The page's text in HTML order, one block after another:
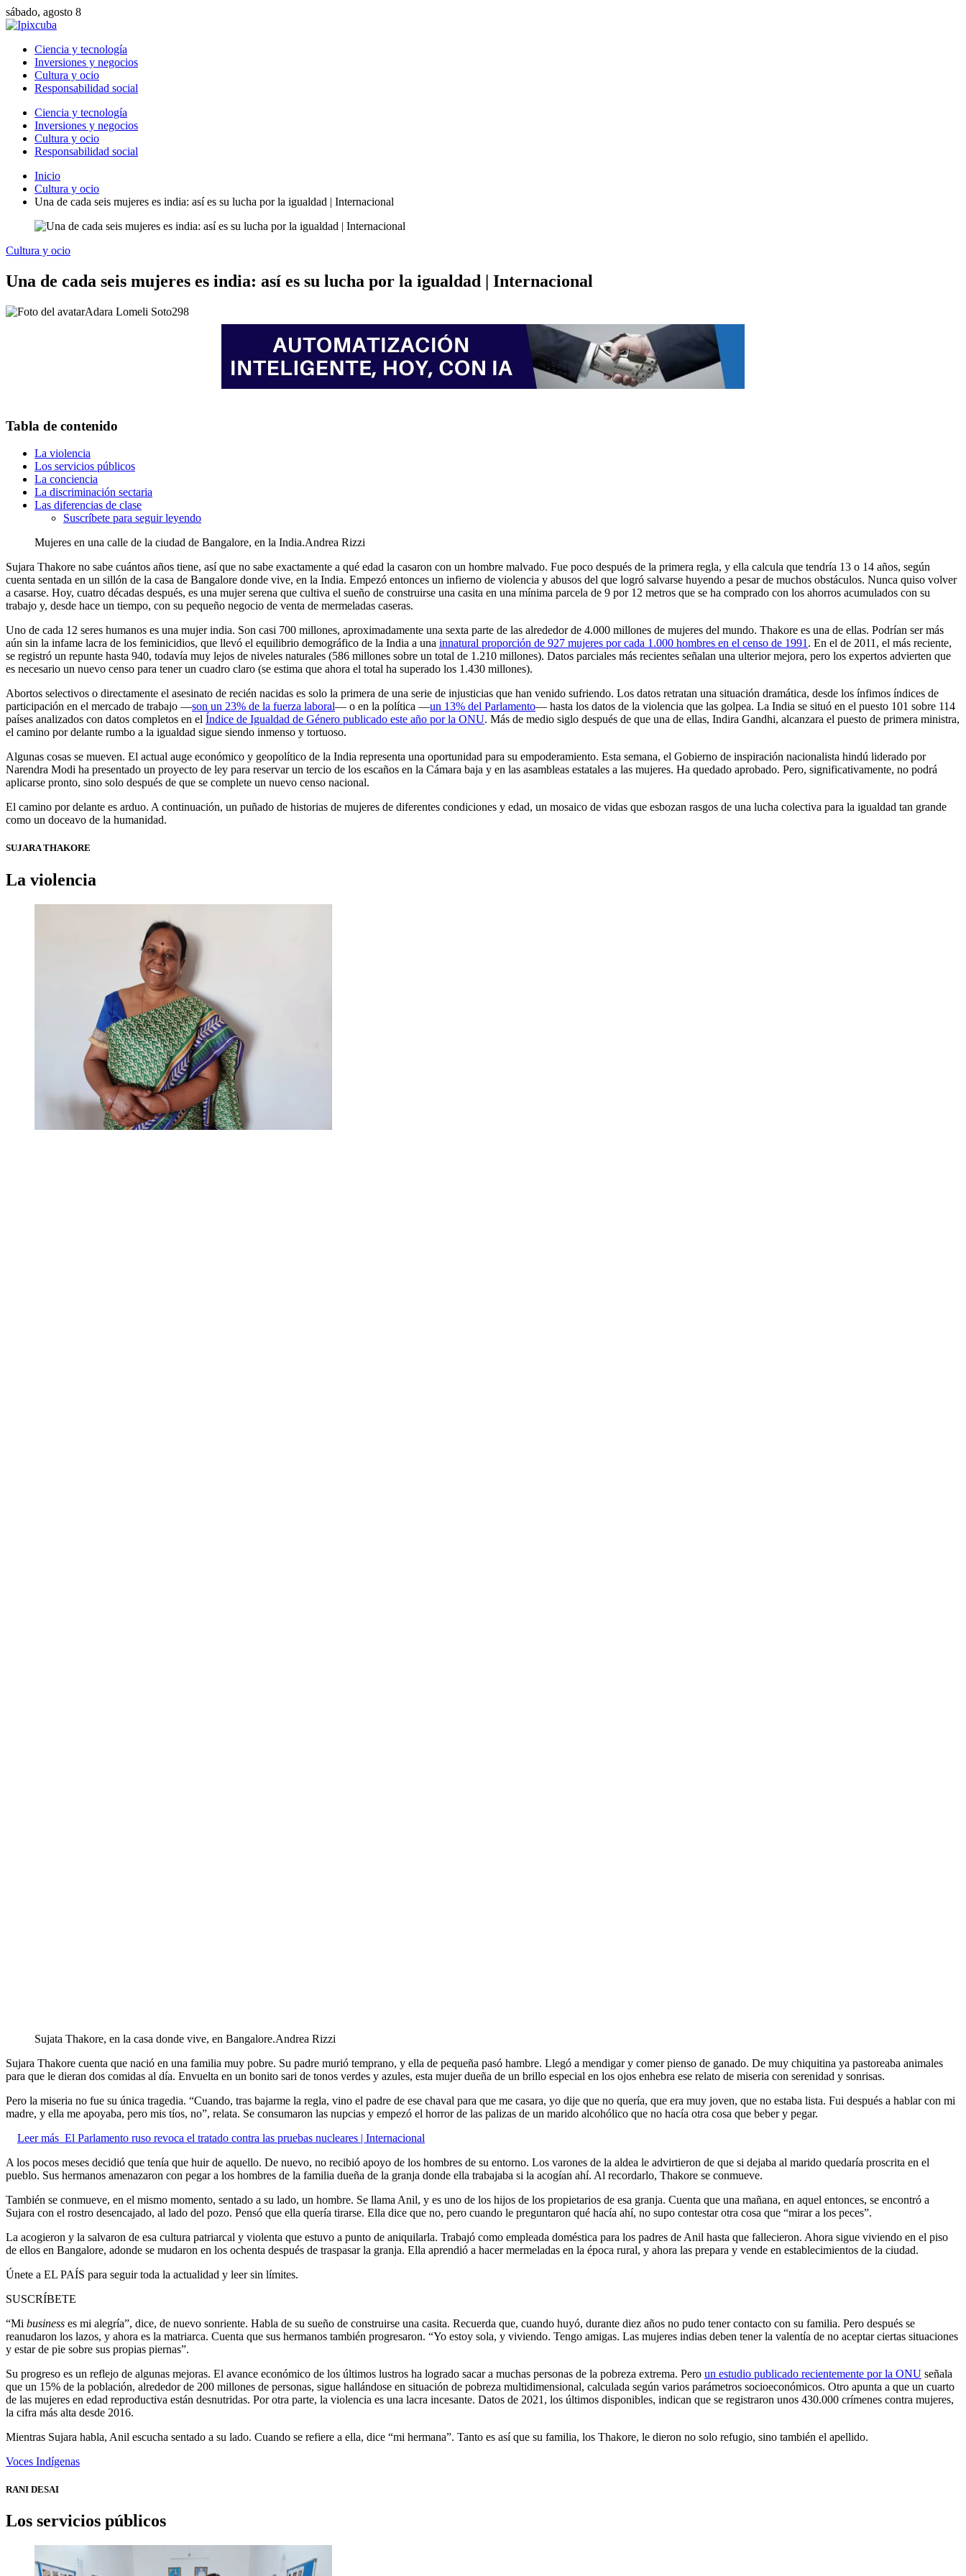
sábado, agosto 8
Ciencia y tecnología
Inversiones y negocios
Cultura y ocio
Responsabilidad social
Ciencia y tecnología
Inversiones y negocios
Cultura y ocio
Responsabilidad social
Inicio
Cultura y ocio
Una de cada seis mujeres es india: así es su lucha por la igualdad | Internacional
Cultura y ocio
Una de cada seis mujeres es india: así es su lucha por la igualdad | Internacional
Adara Lomeli Soto298
Tabla de contenido
La violencia
Los servicios públicos
La conciencia
La discriminación sectaria
Las diferencias de clase
Suscríbete para seguir leyendo
Mujeres en una calle de la ciudad de Bangalore, en la India.Andrea Rizzi
Sujara Thakore no sabe cuántos años tiene, así que no sabe exactamente a qué edad la casaron con un hombre malvado. Fue poco después de la primera regla, y ella calcula que tendría 13 o 14 años, según
cuenta sentada en un sillón de la casa de Bangalore donde vive, en la India. Empezó entonces un infierno de violencia y abusos del que logró salvarse huyendo a pesar de muchos obstáculos. Nunca quiso volver
a casarse. Hoy, cuatro décadas después, es una mujer serena que cultiva el sueño de construirse una casita en una mínima parcela de 9 por 12 metros que se ha comprado con los ahorros acumulados con su
trabajo y, desde hace un tiempo, con su pequeño negocio de venta de mermeladas caseras.
Uno de cada 12 seres humanos es una mujer india. Son casi 700 millones, aproximadamente una sexta parte de las alrededor de 4.000 millones de mujeres del mundo. Thakore es una de ellas. Podrían ser más
aún sin la infame lacra de los feminicidios, que llevó el equilibrio demográfico de la India a una innatural proporción de 927 mujeres por cada 1.000 hombres en el censo de 1991 . En el de 2011, el más reciente,
se registró un repunte hasta 940, todavía muy lejos de niveles naturales (586 millones sobre un total de 1.210 millones). Datos parciales más recientes señalan una ulterior mejora, pero los expertos advierten que
es necesario un nuevo censo para tener un cuadro claro (se estima que ahora el total ha superado los 1.430 millones).
Abortos selectivos o directamente el asesinato de recién nacidas es solo la primera de una serie de injusticias que han venido sufriendo. Los datos retratan una situación dramática, desde los ínfimos índices de
participación en el mercado de trabajo ―son un 23% de la fuerza laboral― o en la política ―un 13% del Parlamento― hasta los datos de la violencia que las golpea. La India se situó en el puesto 101 sobre 114
países analizados con datos completos en el Índice de Igualdad de Género publicado este año por la ONU. Más de medio siglo después de que una de ellas, Indira Gandhi, alcanzara el puesto de primera ministra,
el camino por delante rumbo a la igualdad sigue siendo inmenso y tortuoso.
Algunas cosas se mueven. El actual auge económico y geopolítico de la India representa una oportunidad para su empoderamiento. Esta semana, el Gobierno de inspiración nacionalista hindú liderado por
Narendra Modi ha presentado un proyecto de ley para reservar un tercio de los escaños en la Cámara baja y en las asambleas estatales a las mujeres. Ha quedado aprobado. Pero, significativamente, no podrá
aplicarse pronto, sino solo después de que se complete un nuevo censo nacional.
El camino por delante es arduo. A continuación, un puñado de historias de mujeres de diferentes condiciones y edad, un mosaico de vidas que esbozan rasgos de una lucha colectiva para la igualdad tan grande
como un doceavo de la humanidad.
SUJARA THAKORE
La violencia
Sujata Thakore, en la casa donde vive, en Bangalore.Andrea Rizzi
Sujara Thakore cuenta que nació en una familia muy pobre. Su padre murió temprano, y ella de pequeña pasó hambre. Llegó a mendigar y comer pienso de ganado. De muy chiquitina ya pastoreaba animales
para que le dieran dos comidas al día. Envuelta en un bonito sari de tonos verdes y azules, esta mujer dueña de un brillo especial en los ojos enhebra ese relato de miseria con serenidad y sonrisas.
Pero la miseria no fue su única tragedia. “Cuando, tras bajarme la regla, vino el padre de ese chaval para que me casara, yo dije que no quería, que era muy joven, que no estaba lista. Fui después a hablar con mi
madre, y ella me apoyaba, pero mis tíos, no”, relata. Se consumaron las nupcias y empezó el horror de las palizas de un marido alcohólico que no hacía otra cosa que beber y pegar.
Leer más El Parlamento ruso revoca el tratado contra las pruebas nucleares | Internacional
A los pocos meses decidió que tenía que huir de aquello. De nuevo, no recibió apoyo de los hombres de su entorno. Los varones de la aldea le advirtieron de que si dejaba al marido quedaría proscrita en el
pueblo. Sus hermanos amenazaron con pegar a los hombres de la familia dueña de la granja donde ella trabajaba si la acogían ahí. Al recordarlo, Thakore se conmueve.
También se conmueve, en el mismo momento, sentado a su lado, un hombre. Se llama Anil, y es uno de los hijos de los propietarios de esa granja. Cuenta que una mañana, en aquel entonces, se encontró a
Sujara con el rostro desencajado, al lado del pozo. Pensó que ella quería tirarse. Ella dice que no, pero cuando le preguntaron qué hacía ahí, no supo contestar otra cosa que “mirar a los peces”.
La acogieron y la salvaron de esa cultura patriarcal y violenta que estuvo a punto de aniquilarla. Trabajó como empleada doméstica para los padres de Anil hasta que fallecieron. Ahora sigue viviendo en el piso
de ellos en Bangalore, adonde se mudaron en los ochenta después de traspasar la granja. Ella aprendió a hacer mermeladas en la época rural, y ahora las prepara y vende en establecimientos de la ciudad.
Únete a EL PAÍS para seguir toda la actualidad y leer sin límites.
SUSCRÍBETE
“Mi business es mi alegría”, dice, de nuevo sonriente. Habla de su sueño de construirse una casita. Recuerda que, cuando huyó, durante diez años no pudo tener contacto con su familia. Pero después se
reanudaron los lazos, y ahora es la matriarca. Cuenta que sus hermanos también progresaron. “Yo estoy sola, y viviendo. Tengo amigas. Las mujeres indias deben tener la valentía de no aceptar ciertas situaciones
y estar de pie sobre sus propias piernas”.
Su progreso es un reflejo de algunas mejoras. El avance económico de los últimos lustros ha logrado sacar a muchas personas de la pobreza extrema. Pero un estudio publicado recientemente por la ONU señala
que un 15% de la población, alrededor de 200 millones de personas, sigue hallándose en situación de pobreza multidimensional, calculada según varios parámetros socioeconómicos. Otro apunta a que un cuarto
de las mujeres en edad reproductiva están desnutridas. Por otra parte, la violencia es una lacra incesante. Datos de 2021, los últimos disponibles, indican que se registraron unos 430.000 crímenes contra mujeres,
la cifra más alta desde 2016.
Mientras Sujara habla, Anil escucha sentado a su lado. Cuando se refiere a ella, dice “mi hermana”. Tanto es así que su familia, los Thakore, le dieron no solo refugio, sino también el apellido.
Voces Indígenas
RANI DESAI
Los servicios públicos